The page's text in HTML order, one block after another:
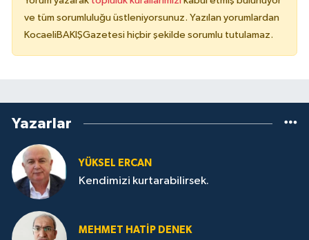
ve tüm sorumluluğu üstleniyorsunuz. Yazılan yorumlardan
KocaeliBAKIŞGazetesi hiçbir şekilde sorumlu tutulamaz.
Yazarlar
YÜKSEL ERCAN
Kendimizi kurtarabilirsek.
MEHMET HATİP DENEK